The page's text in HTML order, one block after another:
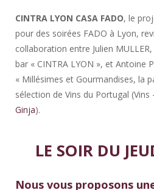
CINTRA LYON CASA FADO, le
pour des soirées FADO à Lyon,
collaboration entre Julien
bar « CINTRA LYON », et Antoine
« Millésimes et Gourmandises, la
sélection de Vins du Portugal
Ginja).
LE SOIR DU
Nous vous proposons